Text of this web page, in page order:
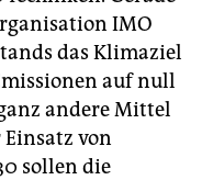
IMO
das Klimaziel
auf null
andere Mittel
von
sollen die